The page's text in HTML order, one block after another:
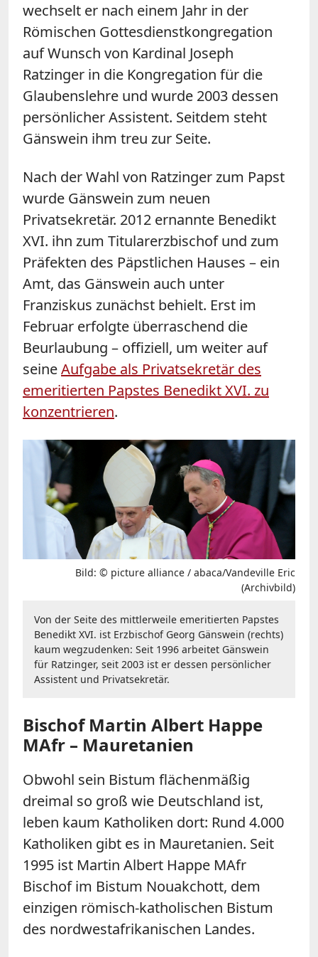
wechselt er nach einem Jahr in der
Römischen Gottesdienstkongregation
auf Wunsch von Kardinal Joseph
Ratzinger in die Kongregation für die
Glaubenslehre und wurde 2003 dessen
persönlicher Assistent. Seitdem steht
Gänswein ihm treu zur Seite.
Nach der Wahl von Ratzinger zum Papst
wurde Gänswein zum neuen
Privatsekretär. 2012 ernannte Benedikt
XVI. ihn zum Titularerzbischof und zum
Präfekten des Päpstlichen Hauses – ein
Amt, das Gänswein auch unter
Franziskus zunächst behielt. Erst im
Februar erfolgte überraschend die
Beurlaubung – offiziell, um weiter auf
seineAufgabe als Privatsekretär des
emeritierten Papstes Benedikt XVI. zu
konzentrieren.
Bild: © picture alliance / abaca/Vandeville Eric
(Archivbild)
Von der Seite des mittlerweile emeritierten Papstes
Benedikt XVI. ist Erzbischof Georg Gänswein (rechts)
kaum wegzudenken: Seit 1996 arbeitet Gänswein
für Ratzinger, seit 2003 ist er dessen persönlicher
Assistent und Privatsekretär.
Bischof Martin Albert Happe
MAfr – Mauretanien
Obwohl sein Bistum flächenmäßig
dreimal so groß wie Deutschland ist,
leben kaum Katholiken dort: Rund 4.000
Katholiken gibt es in Mauretanien. Seit
1995 ist Martin Albert Happe MAfr
Bischof im Bistum Nouakchott, dem
einzigen römisch-katholischen Bistum
des nordwestafrikanischen Landes.